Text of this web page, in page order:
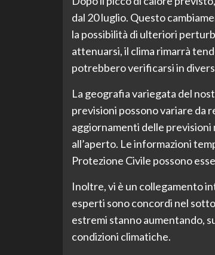
dal 20 luglio. Questo
la possibilità di ulteriori
attenuarsi, il clima rimarrà
potrebbero verificarsi in
La geografia variegata del
previsioni possono variare da
aggiornamenti delle
all’aperto. Le informazioni
Protezione Civile possono
Inoltre, vi è un collegamento
esperti sono concordi nel
estremi stanno aumentando,
condizioni climatiche.